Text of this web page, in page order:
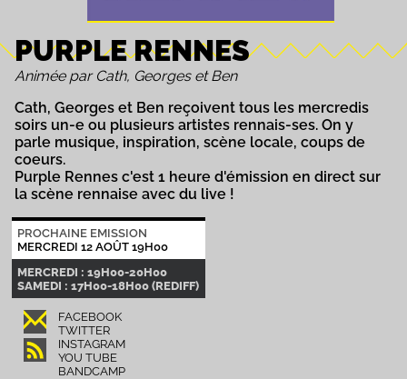
PURPLE RENNES
Animée par Cath, Georges et Ben
Cath, Georges et Ben reçoivent tous les mercredis
soirs un-e ou plusieurs artistes rennais-ses. On y
parle musique, inspiration, scène locale, coups de
coeurs.
Purple Rennes c'est 1 heure d'émission en direct sur
la scène rennaise avec du live !
PROCHAINE EMISSION
MERCREDI 12 AOÛT 19H00
MERCREDI : 19H00-20H00
SAMEDI : 17H00-18H00 (REDIFF)
FACEBOOK
TWITTER
INSTAGRAM
YOU TUBE
BANDCAMP